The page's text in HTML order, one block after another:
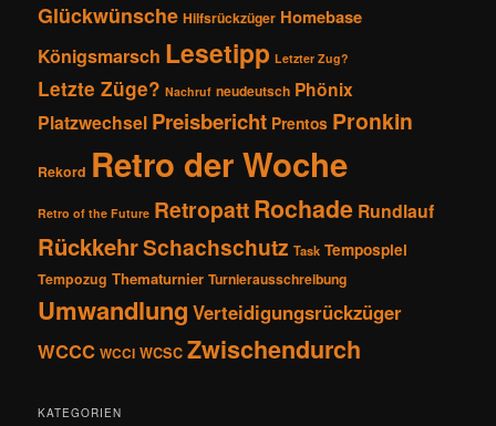
Glückwünsche Hilfsrückzüger Homebase
Königsmarsch Lesetipp Letzter Zug?
Letzte Züge? Nachruf neudeutsch Phönix
Platzwechsel Preisbericht Prentos Pronkin
Rekord Retro der Woche
Retro of the Future RetropattRochade Rundlauf
RückkehrSchachschutz Task Tempospiel
Tempozug Thematurnier Turnierausschreibung
Umwandlung Verteidigungsrückzüger
WCCC WCCI WCSC Zwischendurch
KATEGORIEN